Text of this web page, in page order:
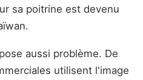
sa poitrine est devenu
aussi problème. De
utilisent l'image